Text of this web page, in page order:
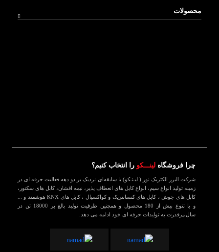
محصولات
چرا فروشگاه لینـــکو را انتخاب کنیم؟
شرکت البرز الکتریک نور ( لیـنـکو) با سابقه‌ای نزدیک بر دو دهه فعالیت حرفه ای در
زمینه تولید انواع سیم، انواع کابل های انعطاف پذیر، نیمه افشان، کابل های سکتور،
کابل های جوش ، کابل های کنسانتریک و کواکسیال ، کابل های KNX هوشمند و ...
و با تنوع بیش از 180 محصول و همچنین ظرفیت تولید بالغ بر 18000 تن در
سال،پرقدرت به تولیدات حرفه ای خود ادامه می دهد.